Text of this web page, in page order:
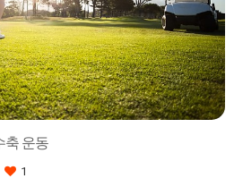
축 운동
1